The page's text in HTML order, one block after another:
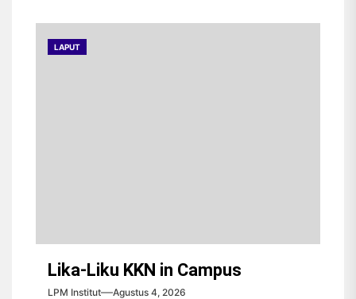
LAPUT
Lika-Liku KKN in Campus
LPM Institut Agustus 4, 2026